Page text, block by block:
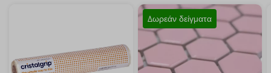
Δωρεάν δείγματα